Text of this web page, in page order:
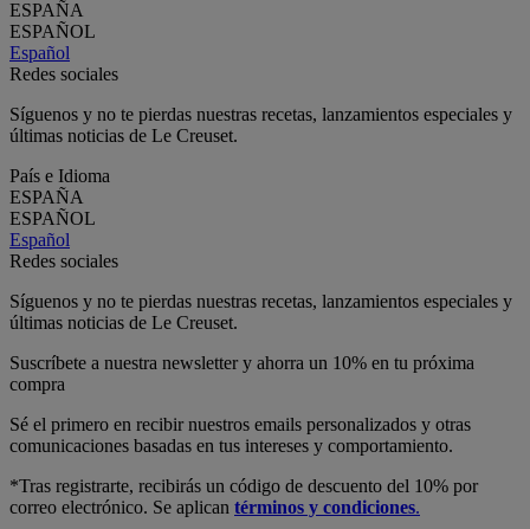
ESPAÑA
ESPAÑOL
Español
Redes sociales
Síguenos y no te pierdas nuestras recetas, lanzamientos especiales y
últimas noticias de Le Creuset.
País e Idioma
ESPAÑA
ESPAÑOL
Español
Redes sociales
Síguenos y no te pierdas nuestras recetas, lanzamientos especiales y
últimas noticias de Le Creuset.
Suscríbete a nuestra newsletter y ahorra un 10% en tu próxima
compra
Sé el primero en recibir nuestros emails personalizados y otras
comunicaciones basadas en tus intereses y comportamiento.
*Tras registrarte, recibirás un código de descuento del 10% por
correo electrónico. Se aplican términos y condiciones.